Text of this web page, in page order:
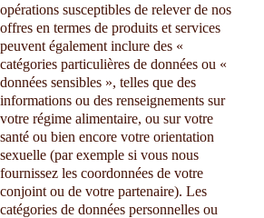
opérations susceptibles de relever de nos
offres en termes de produits et services
peuvent également inclure des «
catégories particulières de données ou «
données sensibles », telles que des
informations ou des renseignements sur
votre régime alimentaire, ou sur votre
santé ou bien encore votre orientation
sexuelle (par exemple si vous nous
fournissez les coordonnées de votre
conjoint ou de votre partenaire). Les
catégories de données personnelles ou